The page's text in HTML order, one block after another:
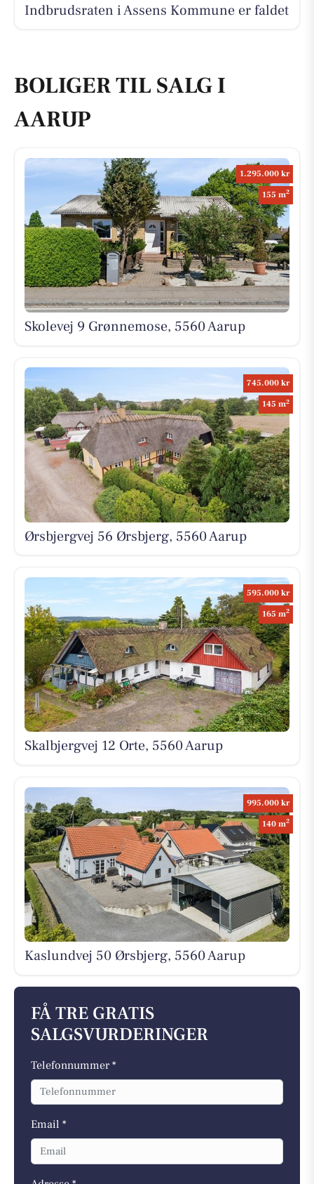
Indbrudsraten i Assens Kommune er faldet
BOLIGER TIL SALG I
AARUP
1.295.000 kr
155 m2
Skolevej 9 Grønnemose, 5560 Aarup
745.000 kr
145 m2
Ørsbjergvej 56 Ørsbjerg, 5560 Aarup
595.000 kr
165 m2
Skalbjergvej 12 Orte, 5560 Aarup
995.000 kr
140 m2
Kaslundvej 50 Ørsbjerg, 5560 Aarup
FÅ TRE GRATIS
SALGSVURDERINGER
Telefonnummer *
Email *